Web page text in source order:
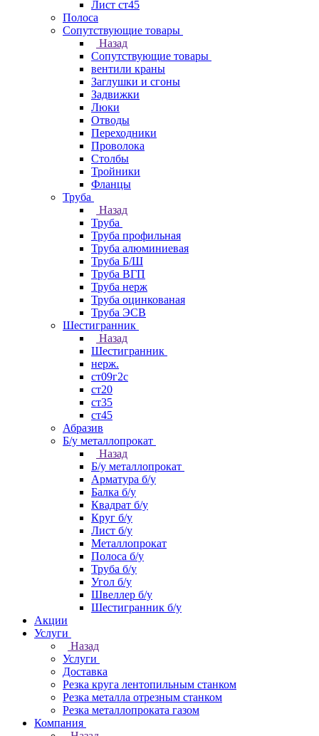
Лист ст45
Полоса
Сопутствующие товары
Назад
Сопутствующие товары
вентили краны
Заглушки и сгоны
Задвижки
Люки
Отводы
Переходники
Проволока
Столбы
Тройники
Фланцы
Труба
Назад
Труба
Труба профильная
Труба алюминиевая
Труба Б/Ш
Труба ВГП
Труба нерж
Труба оцинкованая
Труба ЭСВ
Шестигранник
Назад
Шестигранник
нерж.
ст09г2с
ст20
ст35
ст45
Абразив
Б/у металлопрокат
Назад
Б/у металлопрокат
Арматура б/у
Балка б/у
Квадрат б/у
Круг б/у
Лист б/у
Металлопрокат
Полоса б/у
Труба б/у
Угол б/у
Швеллер б/у
Шестигранник б/у
Акции
Услуги
Назад
Услуги
Доставка
Резка круга лентопильным станком
Резка металла отрезным станком
Резка металлопроката газом
Компания